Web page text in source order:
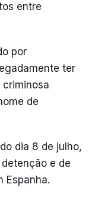
entre
por
ter
de
dia 8 de julho,
e de
Espanha.